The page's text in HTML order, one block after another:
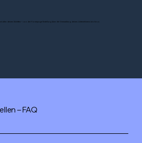
deinen Schritten – von der Homepage Erstellung über die Vermarktung deines Unternehmens bis hin zu
– FAQ